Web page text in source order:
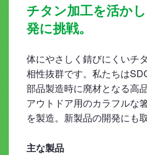
チタン加工を活か
発に挑戦。
体にやさしく錆びにくいチ
相性抜群です。私たちは
部品製造時に廃材となる高
アウトドア用のカラフルな
を製造。新製品の開発にも
主な製品